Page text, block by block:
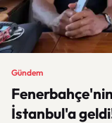
Gündem
İstanbul'a